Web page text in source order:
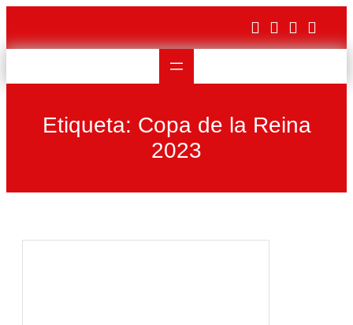
contenido
Etiqueta: Copa de la Reina
2023